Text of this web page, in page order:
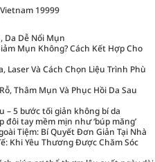
19999
Da Dễ Nổi Mụn
Mụn Không? Cách Kết Hợp Cho
Laser Và Cách Chọn Liệu Trình Phù
Thâm Mụn Và Phục Hồi Da Sau
– 5 bước tối giản không bí da
tay mềm mịn như ‘búp măng’
Tiệm: Bí Quyết Đơn Giản Tại Nhà
Khi Yêu Thương Được Chăm Sóc